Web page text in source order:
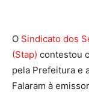
O Sindicato dos
(Stap) contestou
pela Prefeitura e
Falaram à